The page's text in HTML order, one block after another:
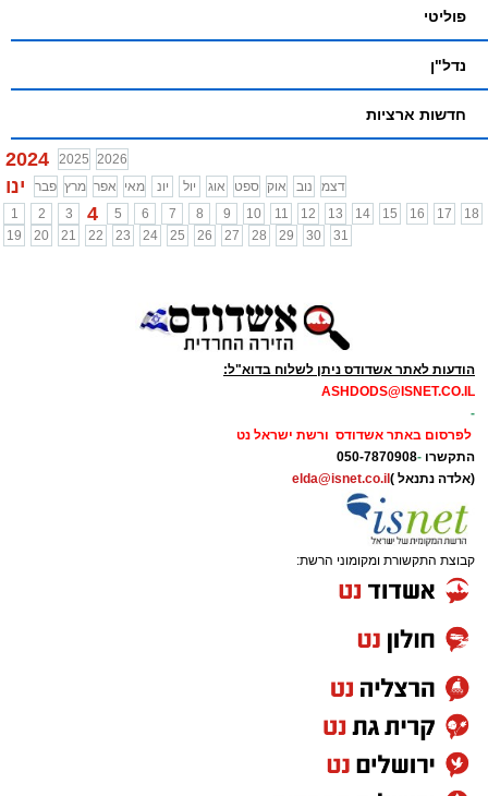
פוליטי
נדל"ן
חדשות ארציות
2024 2025 2026
ינו פבר מרץ אפר מאי יונ יול אוג ספט אוק נוב
דצמ
1
2 3 4 5 6 7 8 9 10 11 12 13 14 15 16 17
18
19
20 21 22 23 24 25 26 27 28 29 30 31
הודעות לאתר אשדודס ניתן לשלוח בדוא"ל:
ASHDODS@ISNET.CO.IL
-
לפרסום באתר אשדודס ורשת ישראל נט
התקשרו -
050-7870908
(אלדה נתנאל ) elda@isnet.co.il
קבוצת התקשורת ומקומוני הרשת: